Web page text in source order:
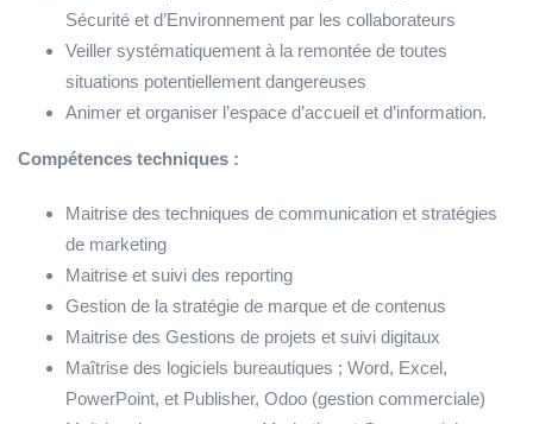
Sécurité et d’Environnement par les collaborateurs
Veiller systématiquement à la remontée de toutes
situations potentiellement dangereuses
Animer et organiser l’espace d’accueil et d’information.
Compétences techniques :
Maitrise des techniques de communication et stratégies
de marketing
Maitrise et suivi des reporting
Gestion de la stratégie de marque et de contenus
Maitrise des Gestions de projets et suivi digitaux
Maîtrise des logiciels bureautiques ; Word, Excel,
PowerPoint, et Publisher, Odoo (gestion commerciale)